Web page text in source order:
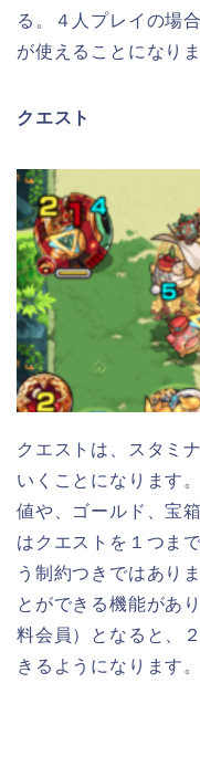
る。４人プレイの場
が使えることになりま
クエスト
クエストは、スタミ
いくことになります
値や、ゴールド、宝
はクエストを１つま
う制約つきではあり
とができる機能があ
料会員）となると、
きるようになります。